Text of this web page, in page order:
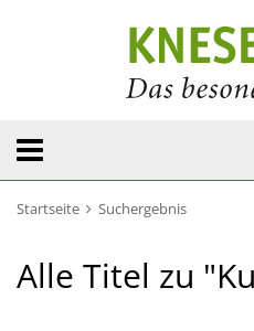
Startseite Suchergebnis
Alle Titel zu